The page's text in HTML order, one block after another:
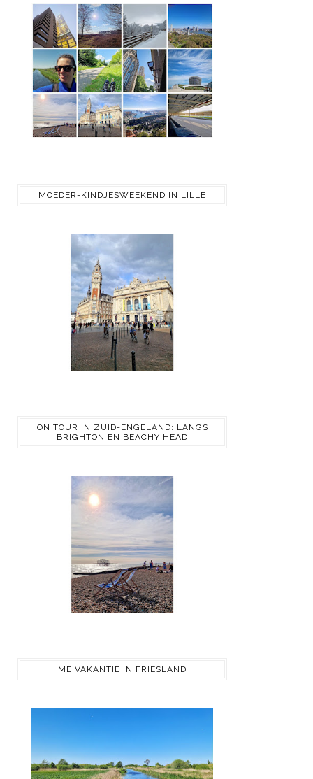
MOEDER-KINDJESWEEKEND IN LILLE
ON TOUR IN ZUID-ENGELAND: LANGS
BRIGHTON EN BEACHY HEAD
MEIVAKANTIE IN FRIESLAND